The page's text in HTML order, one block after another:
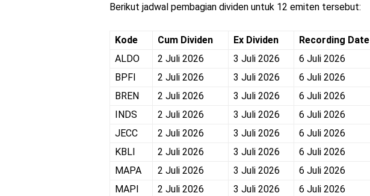
Berikut jadwal pembagian dividen untuk 12 emiten tersebut:
Kode Cum Dividen Ex Dividen Recording Date
ALDO
2 Juli 2026 3 Juli 2026 6 Juli 2026
BPFI
2 Juli 2026 3 Juli 2026 6 Juli 2026
BREN
2 Juli 2026 3 Juli 2026 6 Juli 2026
INDS
2 Juli 2026 3 Juli 2026 6 Juli 2026
JECC
2 Juli 2026 3 Juli 2026 6 Juli 2026
KBLI
2 Juli 2026 3 Juli 2026 6 Juli 2026
MAPA
2 Juli 2026 3 Juli 2026 6 Juli 2026
MAPI
2 Juli 2026 3 Juli 2026 6 Juli 2026